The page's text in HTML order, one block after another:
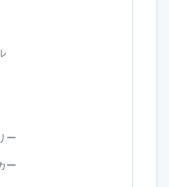
ー
ー